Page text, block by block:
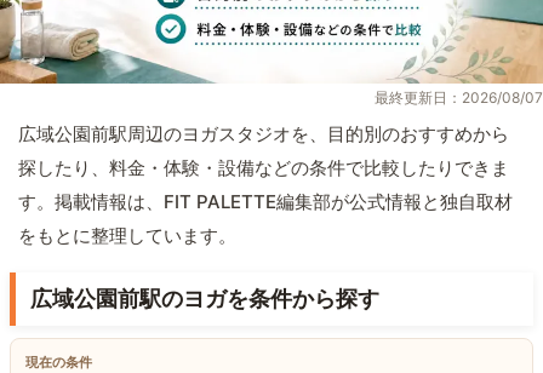
最終更新日：2026/08/07
広域公園前駅周辺のヨガスタジオを、目的別のおすすめから
探したり、料金・体験・設備などの条件で比較したりできま
す。掲載情報は、FIT PALETTE編集部が公式情報と独自取材
をもとに整理しています。
広域公園前駅のヨガを条件から探す
現在の条件